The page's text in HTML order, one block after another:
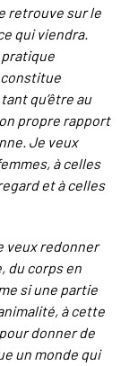
retrouve sur le
qui viendra.
pratique
qu’être au
propre rapport
Je veux
à celles
et à celles
veux redonner
du corps en
si une partie
à cette
donner de
un monde qui